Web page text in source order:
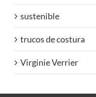
sustenible
trucos de costura
Virginie Verrier